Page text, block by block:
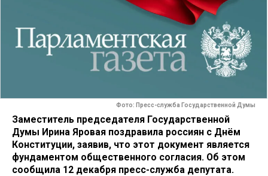
Фото: Пресс-служба Государственной Думы
Заместитель председателя Государственной
Думы Ирина Яровая поздравила россиян с Днём
Конституции, заявив, что этот документ является
фундаментом общественного согласия. Об этом
сообщила 12 декабря пресс-служба депутата.